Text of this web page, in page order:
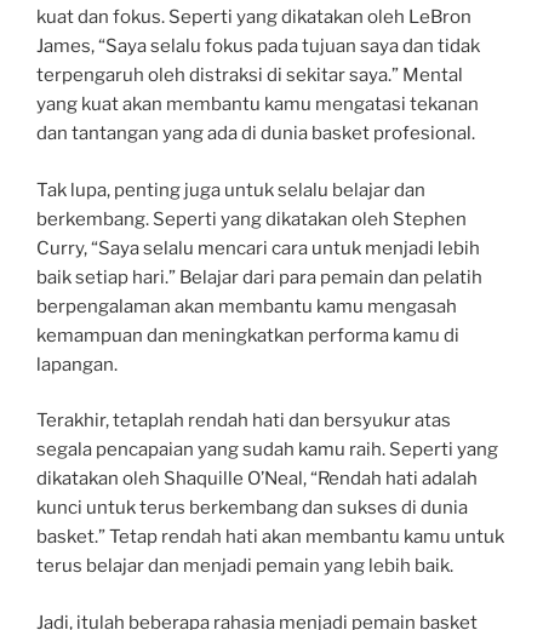
kuat dan fokus. Seperti yang dikatakan oleh LeBron
James, “Saya selalu fokus pada tujuan saya dan tidak
terpengaruh oleh distraksi di sekitar saya.” Mental
yang kuat akan membantu kamu mengatasi tekanan
dan tantangan yang ada di dunia basket profesional.
Tak lupa, penting juga untuk selalu belajar dan
berkembang. Seperti yang dikatakan oleh Stephen
Curry, “Saya selalu mencari cara untuk menjadi lebih
baik setiap hari.” Belajar dari para pemain dan pelatih
berpengalaman akan membantu kamu mengasah
kemampuan dan meningkatkan performa kamu di
lapangan.
Terakhir, tetaplah rendah hati dan bersyukur atas
segala pencapaian yang sudah kamu raih. Seperti yang
dikatakan oleh Shaquille O’Neal, “Rendah hati adalah
kunci untuk terus berkembang dan sukses di dunia
basket.” Tetap rendah hati akan membantu kamu untuk
terus belajar dan menjadi pemain yang lebih baik.
Jadi, itulah beberapa rahasia menjadi pemain basket